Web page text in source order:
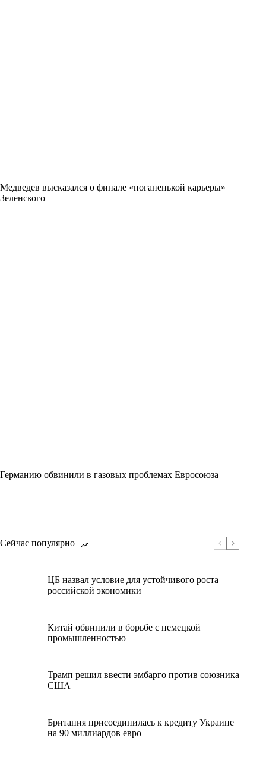
Медведев высказался о финале «поганенькой карьеры»
Зеленского
Германию обвинили в газовых проблемах Евросоюза
Сейчас популярно
ЦБ назвал условие для устойчивого роста
российской экономики
Китай обвинили в борьбе с немецкой
промышленностью
Трамп решил ввести эмбарго против союзника
США
Британия присоединилась к кредиту Украине
на 90 миллиардов евро